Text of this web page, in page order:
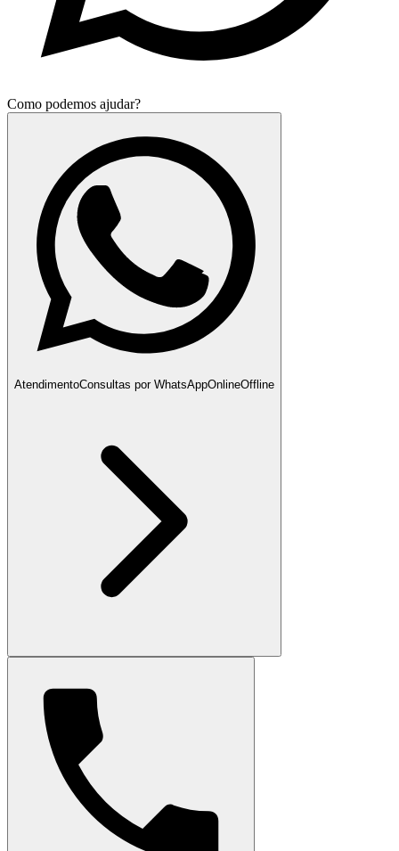
Como podemos ajudar?
AtendimentoConsultas por WhatsAppOnlineOffline